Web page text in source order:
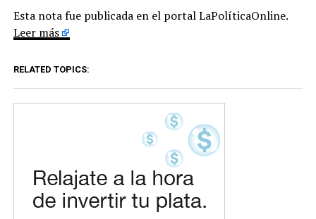
Esta nota fue publicada en el portal LaPolíticaOnline.
Leer más
RELATED TOPICS: